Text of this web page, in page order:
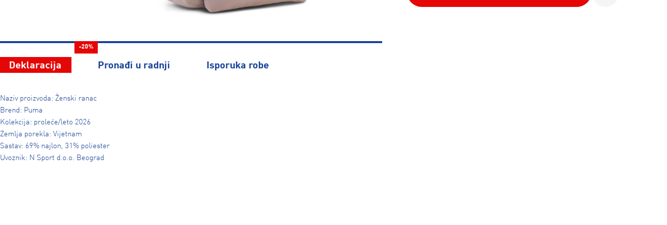
-20%
Deklaracija Pronađi u radnji Isporuka robe
Naziv proizvoda: Ženski ranac
Brend: Puma
Kolekcija: proleće/leto 2026
Zemlja porekla: Vijetnam
Sastav: 69% najlon, 31% poliester
Uvoznik: N Sport d.o.o. Beograd